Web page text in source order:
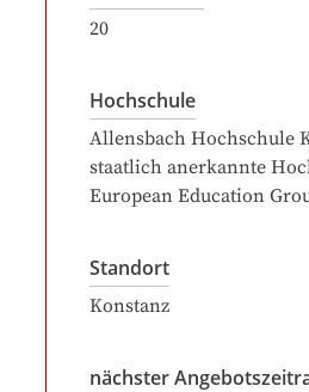
20
Hochschule
Allensbach Hochschule
staatlich anerkannte
European Education
Standort
Konstanz
nächster